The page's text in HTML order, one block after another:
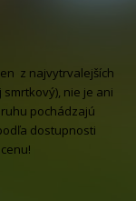
z najvytrvalejších
nie je ani
pochádzajú
dostupnosti